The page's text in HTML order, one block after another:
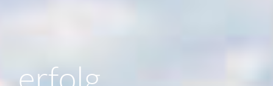
erfolg